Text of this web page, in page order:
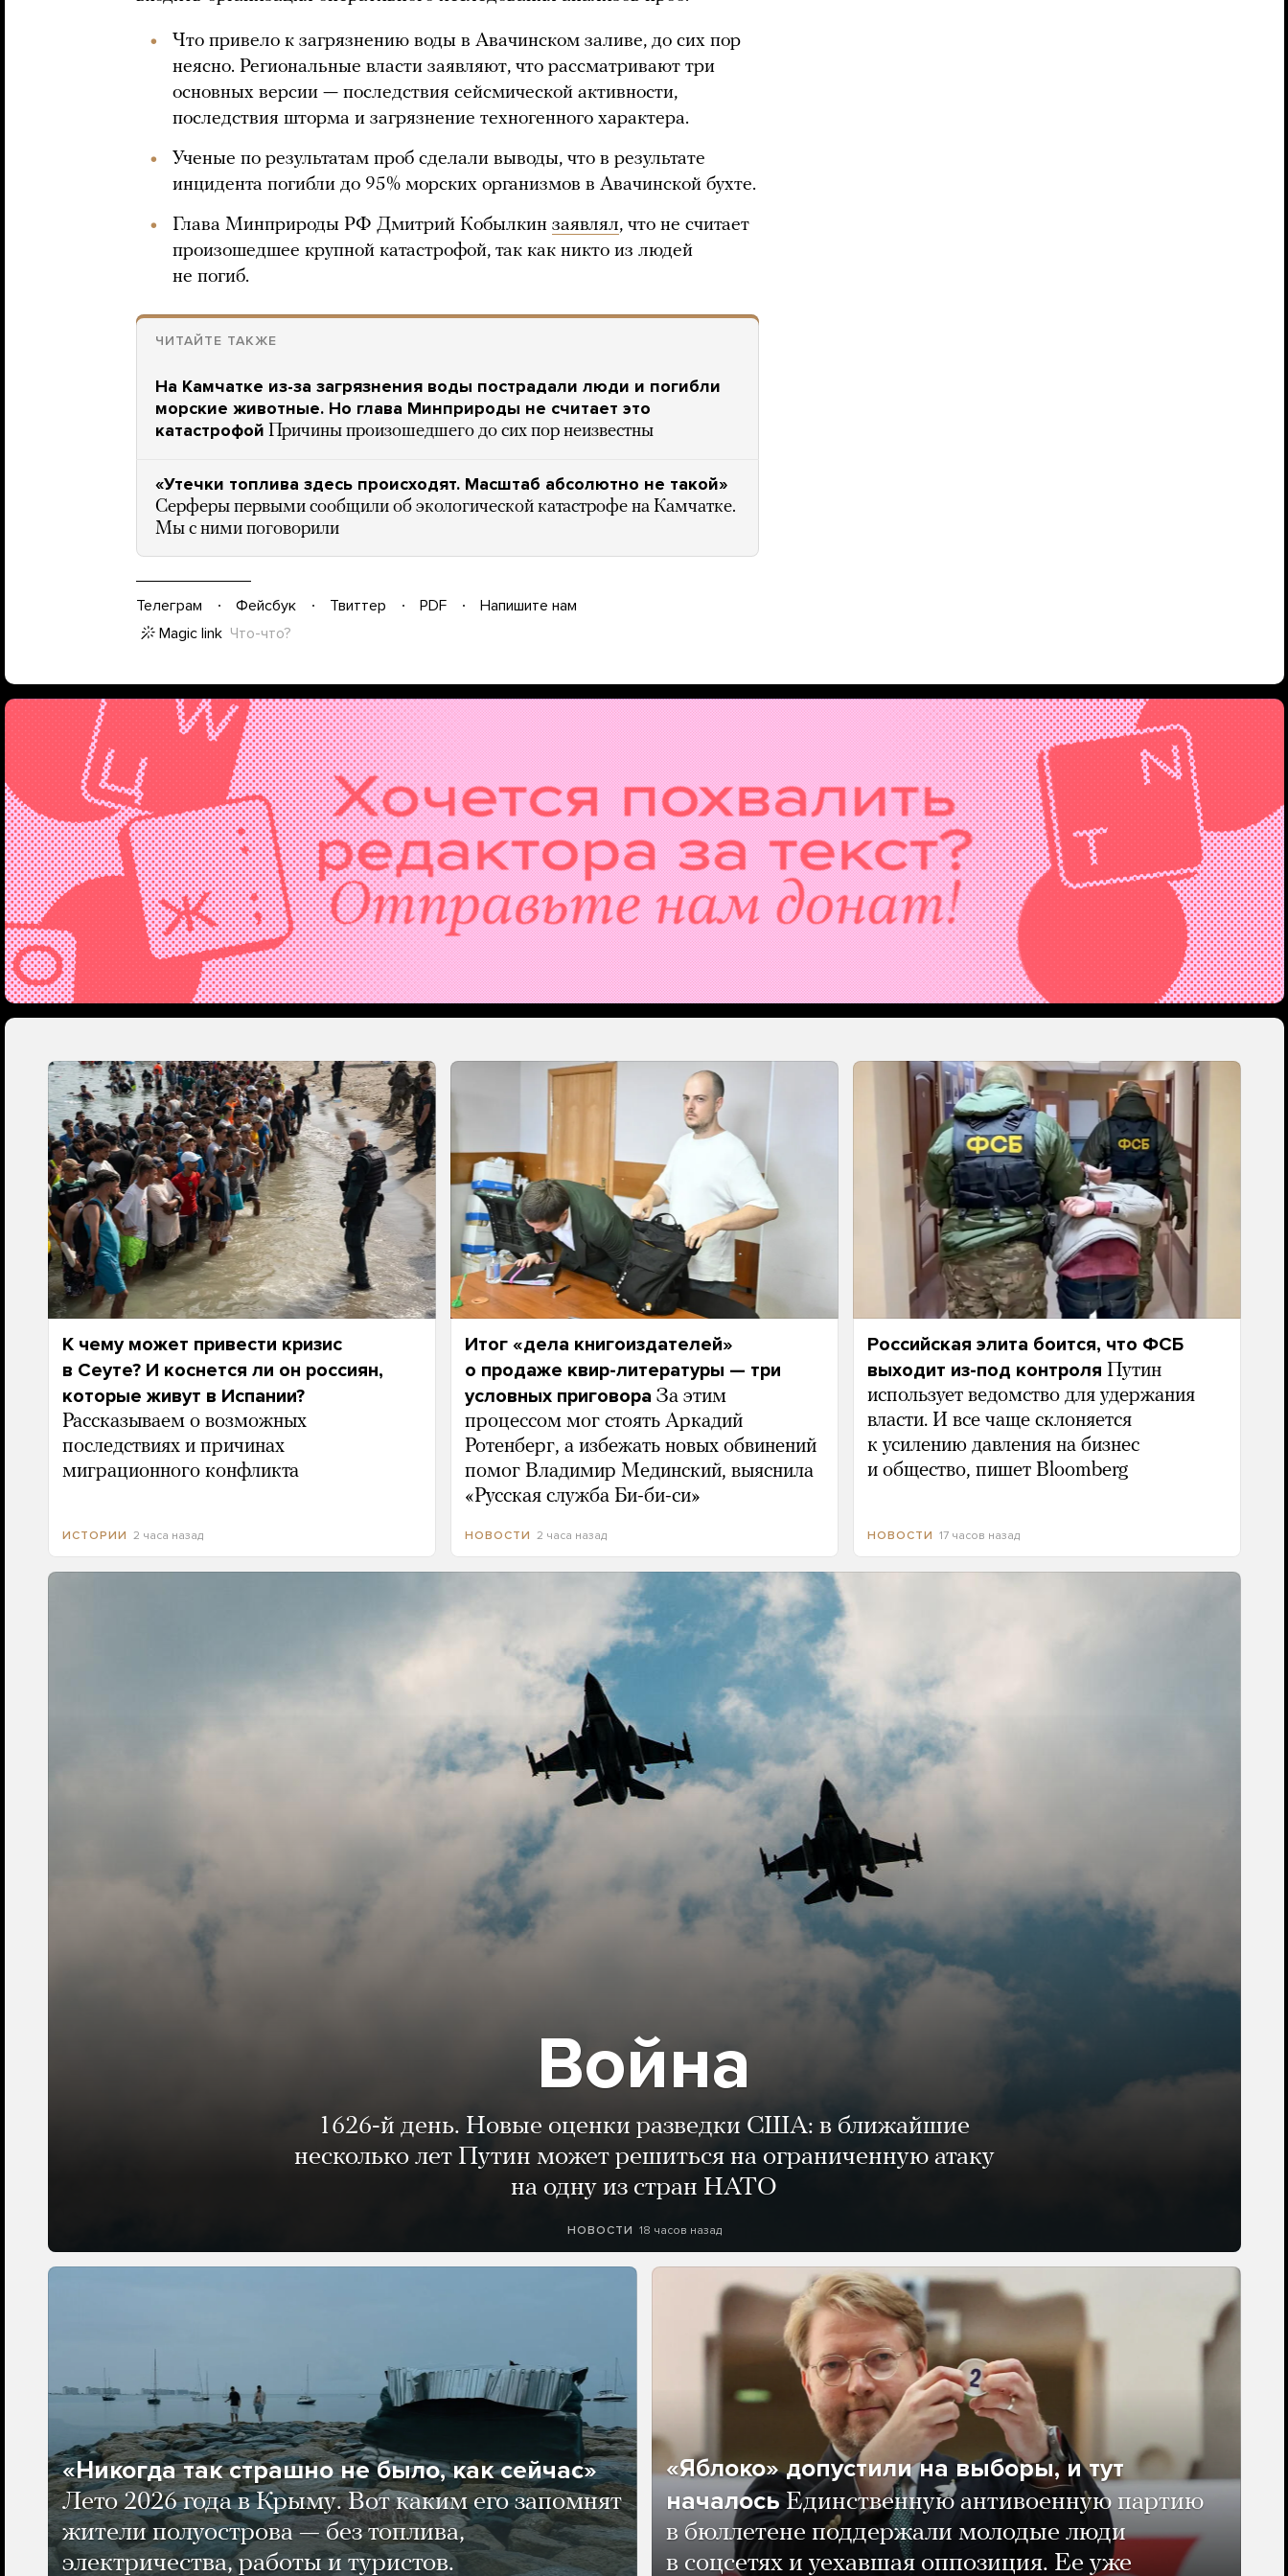
Что привело к загрязнению воды в Авачинском заливе, до сих пор
неясно. Региональные власти заявляют, что рассматривают три
основных версии — последствия сейсмической активности,
последствия шторма и загрязнение техногенного характера.
Ученые по результатам проб сделали выводы, что в результате
инцидента погибли до 95% морских организмов в Авачинской бухте.
Глава Минприроды РФ Дмитрий Кобылкин заявлял, что не считает
произошедшее крупной катастрофой, так как никто из людей
не погиб.
ЧИТАЙТЕ ТАКЖЕ
На Камчатке из-за загрязнения воды пострадали люди и погибли
морские животные. Но глава Минприроды не считает это
катастрофой Причины произошедшего до сих пор неизвестны
«Утечки топлива здесь происходят. Масштаб абсолютно не такой»
Серферы первыми сообщили об экологической катастрофе на Камчатке.
Мы с ними поговорили
Телеграм Фейсбук Твиттер PDF
Напишите нам
Magic link Что-что?
К чему может привести кризис
в Сеуте? И коснется ли он россиян,
которые живут в Испании?
Рассказываем о возможных
последствиях и причинах
миграционного конфликта
ИСТОРИИ 2 часа назад
Итог «дела книгоиздателей»
о продаже квир-литературы — три
условных приговора За этим
процессом мог стоять Аркадий
Ротенберг, а избежать новых обвинений
помог Владимир Мединский, выяснила
«Русская служба Би-би-си»
НОВОСТИ 2 часа назад
Российская элита боится, что ФСБ
выходит из-под контроля Путин
использует ведомство для удержания
власти. И все чаще склоняется
к усилению давления на бизнес
и общество, пишет Bloomberg
НОВОСТИ 17 часов назад
Война
1626-й день. Новые оценки разведки США: в ближайшие
несколько лет Путин может решиться на ограниченную атаку
на одну из стран НАТО
НОВОСТИ 18 часов назад
«Никогда так страшно не было, как сейчас»
Лето 2026 года в Крыму. Вот каким его запомнят
жители полуострова — без топлива,
электричества, работы и туристов.
«Яблоко» допустили на выборы, и тут
началось Единственную антивоенную партию
в бюллетене поддержали молодые люди
в соцсетях и уехавшая оппозиция. Ее уже